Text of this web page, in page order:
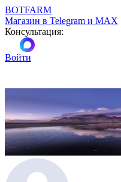
BOTFARM
Магазин в Telegram и MAX
Консультация:
Войти